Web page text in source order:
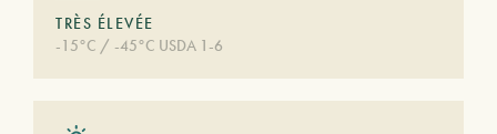
TRÈS ÉLEVÉE
-15°C / -45°C USDA 1-6